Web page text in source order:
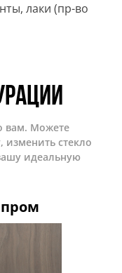
лаки (пр-во
вам. Можете
изменить стекло
идеальную